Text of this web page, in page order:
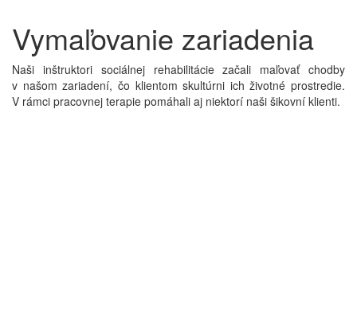
Vymaľovanie zariadenia
Naši inštruktori sociálnej rehabilitácie začali maľovať chodby
v našom zariadení, čo klientom skultúrni ich životné prostredie.
V rámci pracovnej terapie pomáhali aj niektorí naši šikovní klienti.